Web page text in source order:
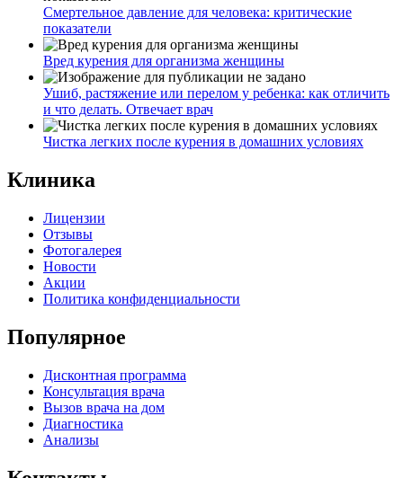
Смертельное давление для человека: критические
показатели
Вред курения для организма женщины
Ушиб, растяжение или перелом у ребенка: как отличить
и что делать. Отвечает врач
Чистка легких после курения в домашних условиях
Клиника
Лицензии
Отзывы
Фотогалерея
Новости
Акции
Политика конфиденциальности
Популярное
Дисконтная программа
Консультация врача
Вызов врача на дом
Диагностика
Анализы